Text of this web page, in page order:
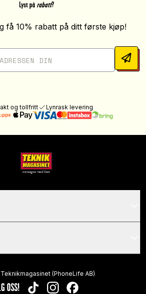
Lyst på rabatt?
få 10% rabatt på ditt første kjøp!
og tollfritt Lynrask levering
OSS!
Teknikmagasinet (PhoneLife AB)